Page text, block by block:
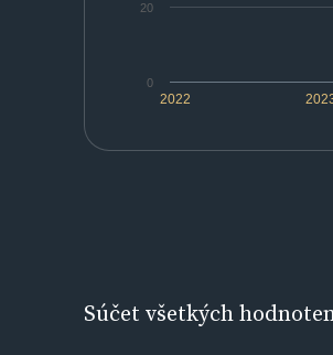
2022
0
20
Súčet všetkých